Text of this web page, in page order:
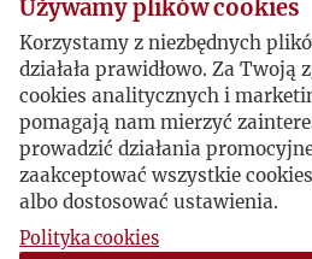
Używamy plików cookies
Korzystamy z niezbędnych
działała prawidłowo. Za Twoją
cookies analitycznych i
pomagają nam mierzyć
prowadzić działania
zaakceptować wszystkie
albo dostosować ustawienia.
Polityka cookies